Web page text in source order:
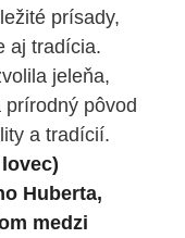
prísady,
aj tradícia.
jeleňa,
pôvod
a tradícií.
Huberta,
medzi